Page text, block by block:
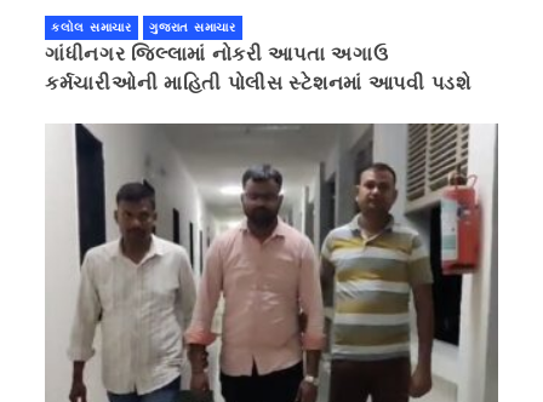
કલોલ સમાચાર ગુજરાત સમાચાર
ગાંધીનગર જિલ્લામાં નોકરી આપતા અગાઉ
કર્મચારીઓની માહિતી પોલીસ સ્ટેશનમાં આપવી પડશે